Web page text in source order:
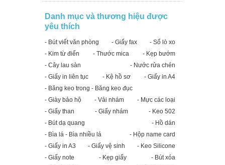
Danh mục và thương hiệu được
yêu thích
- Bút viết văn phòng - Giấy fax
- Sổ lò xo
- Kim từ điển
- Thước mica
- Kẹp bướm
- Cây lau sàn
- Nước rửa chén
- Giấy in liên tục
- Kệ hồ sơ
- Giấy in A4
- Băng keo trong - Băng keo đục
- Giày bảo hộ
- Vải nhám
- Mực các loại
- Giấy than
- Giấy nhám
- Keo 502
- Bút dạ quang
- Hồ dán
- Bìa lá - Bìa nhiều lá
- Hộp name card
- Giấy in A3
- Giấy vệ sinh
- Keo Silicone
- Giấy note
- Kẹp giấy
- Bút xóa